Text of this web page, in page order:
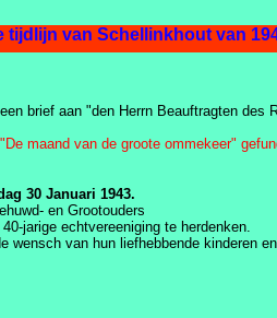
De tijdlijn van
brief aan "den Herrn Beauftragten
maand van de groote ommekeer"
30 Januari 1943.
en Grootouders
jarige echtvereeniging te herdenken.
wensch van hun liefhebbende kinderen